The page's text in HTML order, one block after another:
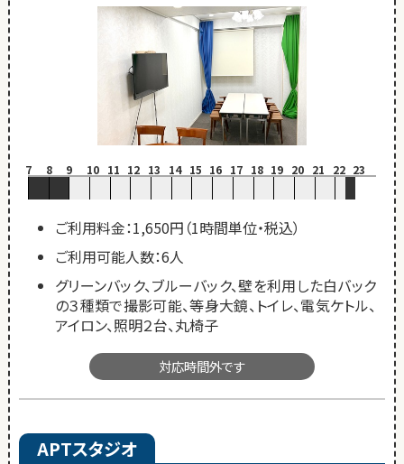
7 8 9 10 11 12 13 14 15 16 17 18 19 20 21 22 23
ご利用料金：1,650円（1時間単位・税込）
ご利用可能人数：6人
グリーンバック、ブルーバック、壁を利用した白バック
の３種類で撮影可能、等身大鏡、トイレ、電気ケトル、
アイロン、照明２台、丸椅子
対応時間外です
APTスタジオ